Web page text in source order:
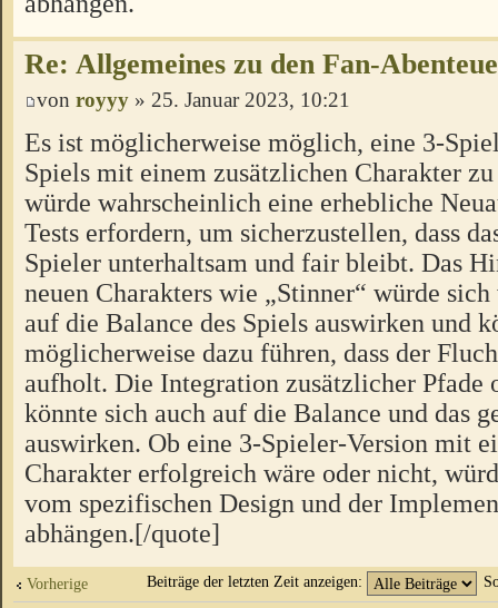
Re: Allgemeines zu den Fan-
von royyy » 25. Januar 2023, 10:21
Es ist möglicherweise möglich, eine 3-
Spiels mit einem zusätzlichen Charakter
würde wahrscheinlich eine erhebliche
Tests erfordern, um sicherzustellen, dass
Spieler unterhaltsam und fair bleibt. Das
neuen Charakters wie „Stinner“ würde
auf die Balance des Spiels auswirken und
möglicherweise dazu führen, dass der
aufholt. Die Integration zusätzlicher Pfade
könnte sich auch auf die Balance und das
auswirken. Ob eine 3-Spieler-Version mit
Charakter erfolgreich wäre oder nicht,
vom spezifischen Design und der
abhängen.[/quote]
Vorherige Beiträge der letzten Zeit anzeigen: